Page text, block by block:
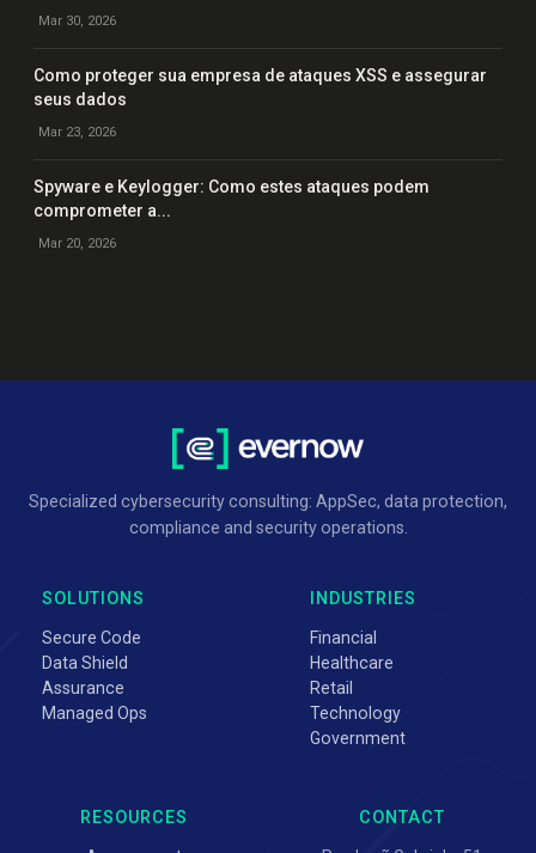
Mar 30, 2026
Como proteger sua empresa de ataques XSS e assegurar
seus dados
Mar 23, 2026
Spyware e Keylogger: Como estes ataques podem
comprometer a...
Mar 20, 2026
Specialized cybersecurity consulting: AppSec, data protection,
compliance and security operations.
SOLUTIONS
Secure Code
Data Shield
Assurance
Managed Ops
INDUSTRIES
Financial
Healthcare
Retail
Technology
Government
RESOURCES CONTACT